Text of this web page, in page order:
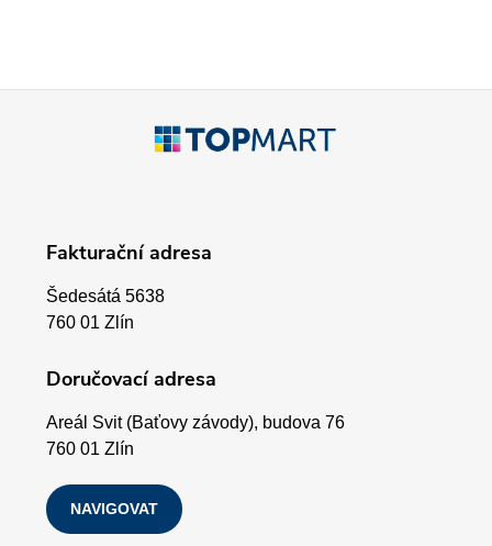
Fakturační adresa
Šedesátá 5638
760 01 Zlín
Doručovací adresa
Areál Svit (Baťovy závody), budova 76
760 01 Zlín
NAVIGOVAT